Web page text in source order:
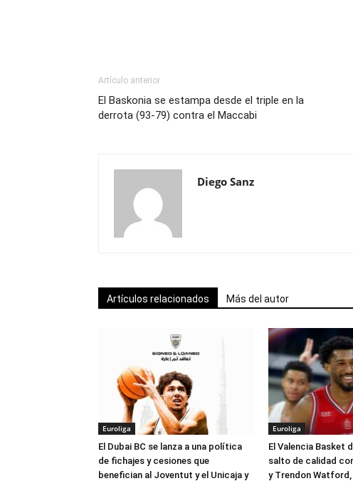
Artículo anterior
El Baskonia se estampa desde el triple en la
derrota (93-79) contra el Maccabi
Diego Sanz
Artículos relacionados Más del autor
Euroliga
El Dubai BC se lanza a una política
de fichajes y cesiones que
benefician al Joventut y el Unicaja y
Euroliga
El Valencia Basket
salto de calidad
y Trendon Watford,